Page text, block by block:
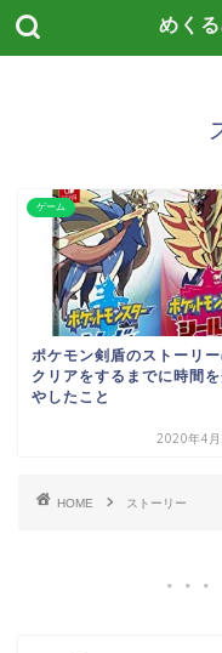
めく
ゲーム
ポケモン剣盾のストーリ
クリアをするまでに時間
やしたこと
2020年4
HOME ストーリー